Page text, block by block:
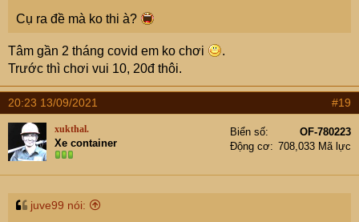
Cụ ra đề mà ko thi à?
Tâm gần 2 tháng covid em ko chơi
.
Trước thì chơi vui 10, 20đ thôi.
20:23 13/09/2021 #19
xukthal.
Xe container
Biển số
OF-780223
Động cơ
708,033 Mã lực
juve99 nói: